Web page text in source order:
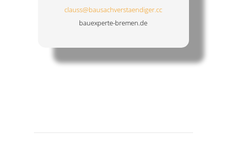
clauss@bausachverstaendiger.cc
bauexperte-bremen.de